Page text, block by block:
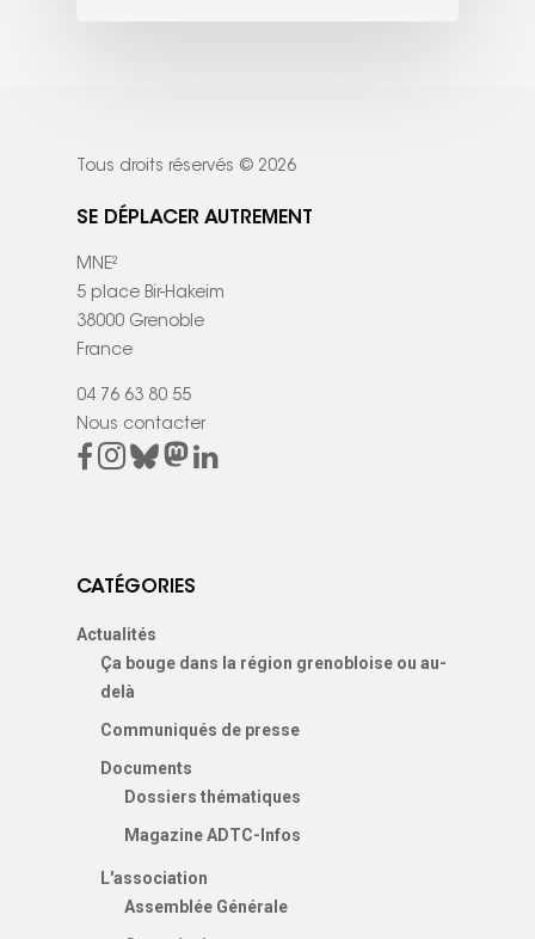
Tous droits réservés © 2026
SE DÉPLACER AUTREMENT
MNE²
5 place Bir-Hakeim
38000 Grenoble
France
04 76 63 80 55
Nous contacter
CATÉGORIES
Actualités
Ça bouge dans la région grenobloise ou au-
delà
Communiqués de presse
Documents
Dossiers thématiques
Magazine ADTC-Infos
L'association
Assemblée Générale